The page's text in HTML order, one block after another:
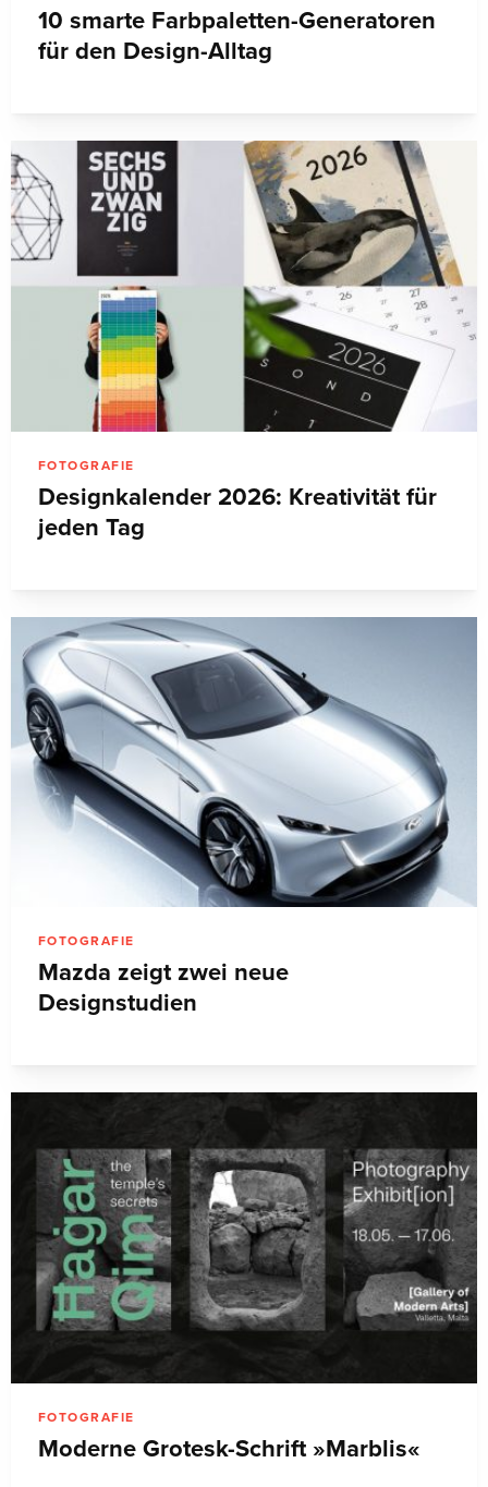
10 smarte Farbpaletten-Generatoren
für den Design-Alltag
FOTOGRAFIE
Designkalender 2026: Kreativität für
jeden Tag
FOTOGRAFIE
Mazda zeigt zwei neue
Designstudien
FOTOGRAFIE
Moderne Grotesk-Schrift »Marblis«